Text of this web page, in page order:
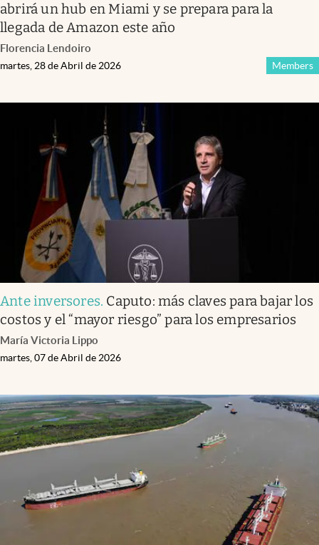
abrirá un hub en Miami y se prepara para la
llegada de Amazon este año
Florencia Lendoiro
Members
martes, 28 de Abril de 2026
Ante inversores. Caputo: más claves para bajar los
costos y el “mayor riesgo” para los empresarios
María Victoria Lippo
martes, 07 de Abril de 2026